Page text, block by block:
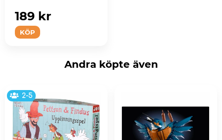
KÖP
189 kr
Andra köpte även
2-5